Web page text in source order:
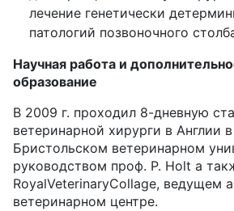
лечение генетически
патологий позвоночного
Научная работа и
образование
В 2009 г. проходил 8-дневную
ветеринарной хирурги в Англии в
Бристольском ветеринарном
руководством проф. P. Holt а
RoyalVeterinaryCollage, ведущем
ветеринарном центре.